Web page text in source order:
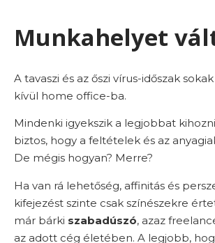
Munkahelyet
A tavaszi és az őszi vírus-időszak
kívül home office-ba.
Mindenki igyekszik a legjobbat
biztos, hogy a feltételek és az
De mégis hogyan? Merre?
Ha van rá lehetőség, affinitás és
kifejezést szinte csak színészekre
már bárki szabadúszó, azaz
az adott cég életében. A legjobb,